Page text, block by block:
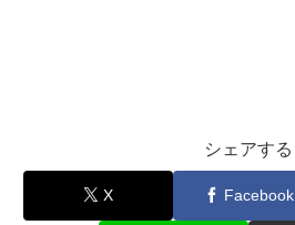
シェアする
X Facebook